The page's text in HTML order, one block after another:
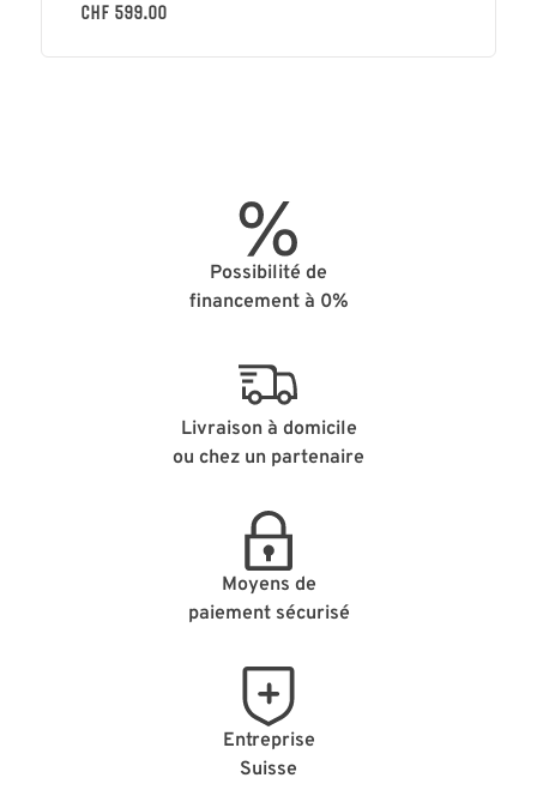
CHF 599.00
Possibilité de
financement à 0%
Livraison à domicile
ou chez un partenaire
Moyens de
paiement sécurisé
Entreprise
Suisse